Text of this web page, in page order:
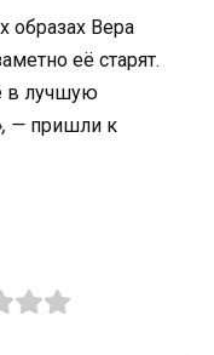
образах Вера
её старят.
в лучшую
— пришли к